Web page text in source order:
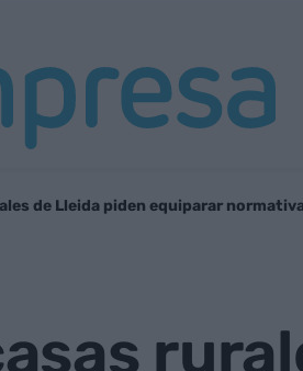
de Lleida piden equiparar